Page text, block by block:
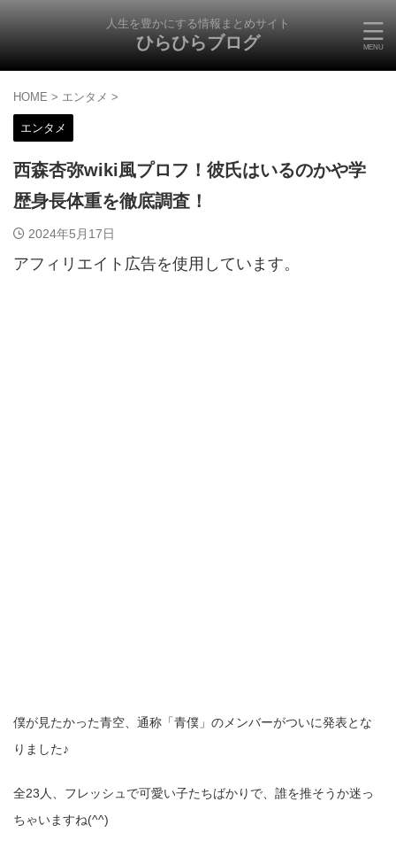
人生を豊かにする情報まとめサイト
ひらひらブログ
HOME > エンタメ >
エンタメ
西森杏弥wiki風プロフ！彼氏はいるのかや学
歴身長体重を徹底調査！
2024年5月17日
アフィリエイト広告を使用しています。
僕が見たかった青空、通称「青僕」のメンバーがついに発表とな
りました♪
全23人、フレッシュで可愛い子たちばかりで、誰を推そうか迷っ
ちゃいますね(^^)